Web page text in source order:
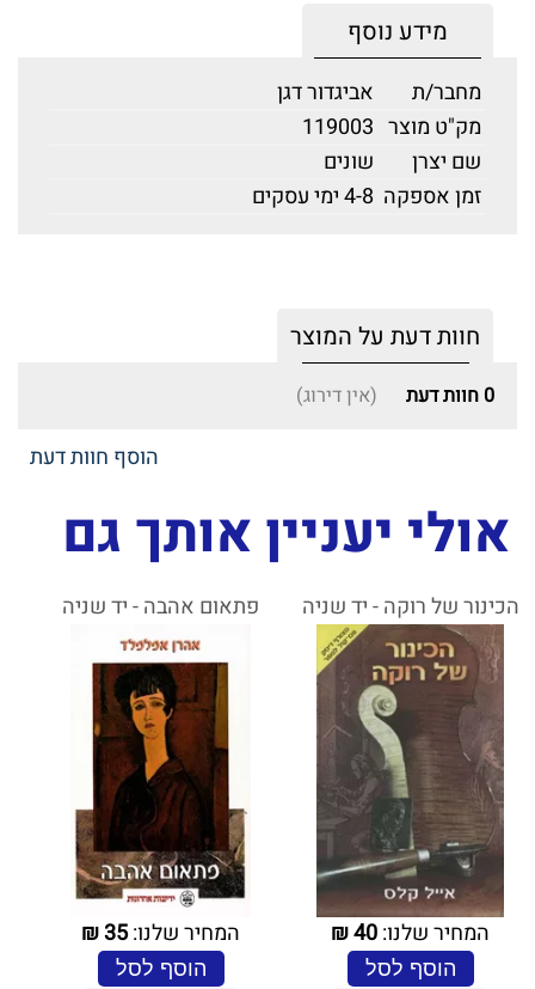
מידע נוסף
מחבר/ת
אביגדור דגן
מק"ט מוצר 119003
שם יצרן
שונים
זמן אספקה 4-8 ימי עסקים
חוות דעת על המוצר
0 חוות דעת (אין דירוג)
הוסף חוות דעת
אולי יעניין אותך גם
הכינור של רוקה - יד שניה
המחיר שלנו:40
₪
הוסף לסל
פתאום אהבה - יד שניה
המחיר שלנו:35
₪
הוסף לסל